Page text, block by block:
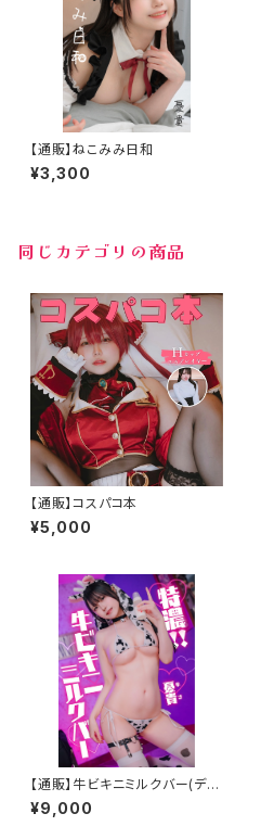
【通販】ねこみみ日和
¥3,300
同じカテゴリの商品
【通販】コスパコ本
¥5,000
【通販】牛ビキニミルクバー(デジ
タル版付き)
¥9,000